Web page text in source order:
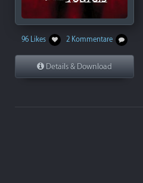
96 Likes 2 Kommentare
Details & Download